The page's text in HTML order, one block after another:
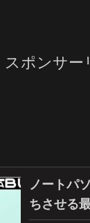
スポンサー
ノートパ
ちさせる